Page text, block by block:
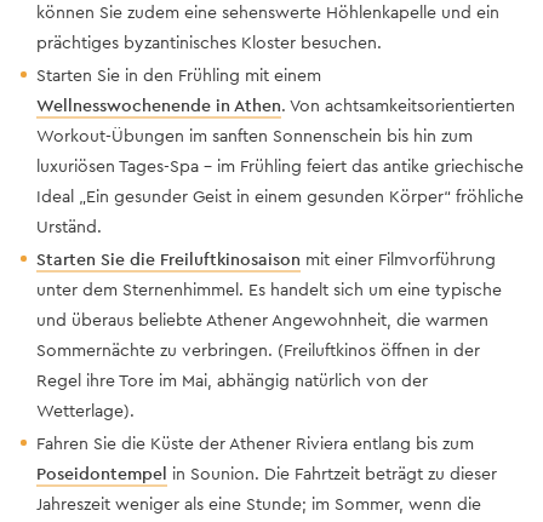
können Sie zudem eine sehenswerte Höhlenkapelle und ein
prächtiges byzantinisches Kloster besuchen.
Starten Sie in den Frühling mit einem
Wellnesswochenende in Athen. Von achtsamkeitsorientierten
Workout-Übungen im sanften Sonnenschein bis hin zum
luxuriösen Tages-Spa – im Frühling feiert das antike griechische
Ideal „Ein gesunder Geist in einem gesunden Körper“ fröhliche
Urständ.
Starten Sie die Freiluftkinosaison mit einer Filmvorführung
unter dem Sternenhimmel. Es handelt sich um eine typische
und überaus beliebte Athener Angewohnheit, die warmen
Sommernächte zu verbringen. (Freiluftkinos öffnen in der
Regel ihre Tore im Mai, abhängig natürlich von der
Wetterlage).
Fahren Sie die Küste der Athener Riviera entlang bis zum
Poseidontempel in Sounion. Die Fahrtzeit beträgt zu dieser
Jahreszeit weniger als eine Stunde; im Sommer, wenn die